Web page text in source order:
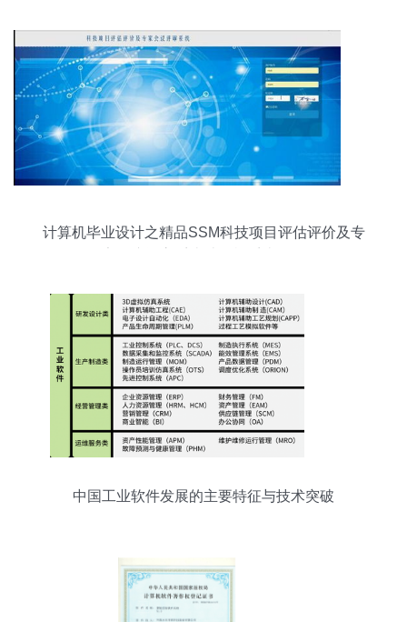
计算机毕业设计之精品SSM科技项目评估评价及专
中国工业软件发展的主要特征与技术突破